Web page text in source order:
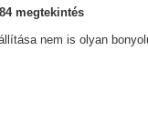
megtekintés
nem is olyan